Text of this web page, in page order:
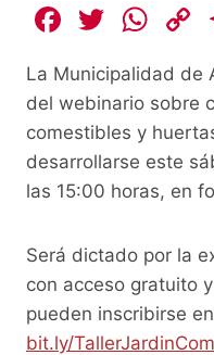
F
c
e
b
o
k
T
itt
er
W
at
s
A
p
y
n
La Municipalidad de
del webinario sobre
comestibles y
desarrollarse este
las 15:00 horas, en
Será dictado por la
con acceso gratuito
pueden inscribirse
bit.ly/